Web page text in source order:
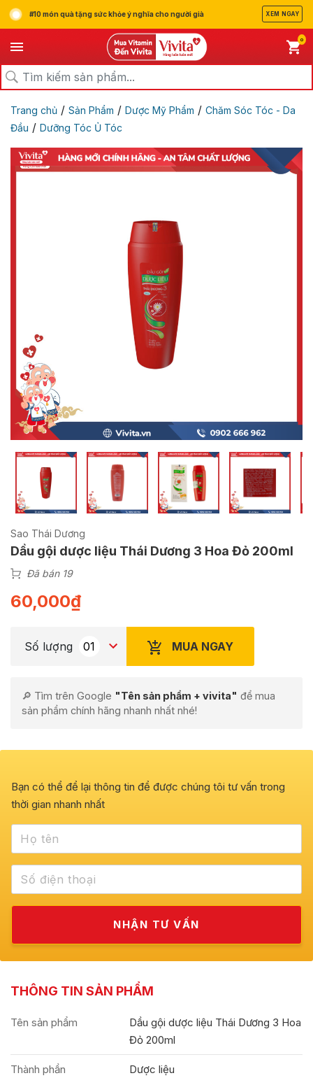
#10 món quà tặng sức khỏe ý nghĩa cho người già XEM NGAY
0
Trang chủ / Sản Phẩm / Dược Mỹ Phẩm / Chăm Sóc Tóc - Da
Đầu / Dưỡng Tóc Ủ Tóc
Sao Thái Dương
Dầu gội dược liệu Thái Dương 3 Hoa Đỏ 200ml
Đã bán 19
60,000₫
Số lượng MUA NGAY
🔎 Tìm trên Google "Tên sản phẩm + vivita" để mua
sản phẩm chính hãng nhanh nhất nhé!
Bạn có thể để lại thông tin để được chúng tôi tư vấn trong
thời gian nhanh nhất
THÔNG TIN SẢN PHẨM
Tên sản phẩm
Dầu gội dược liệu Thái Dương 3 Hoa
Đỏ 200ml
Thành phần Dược liệu